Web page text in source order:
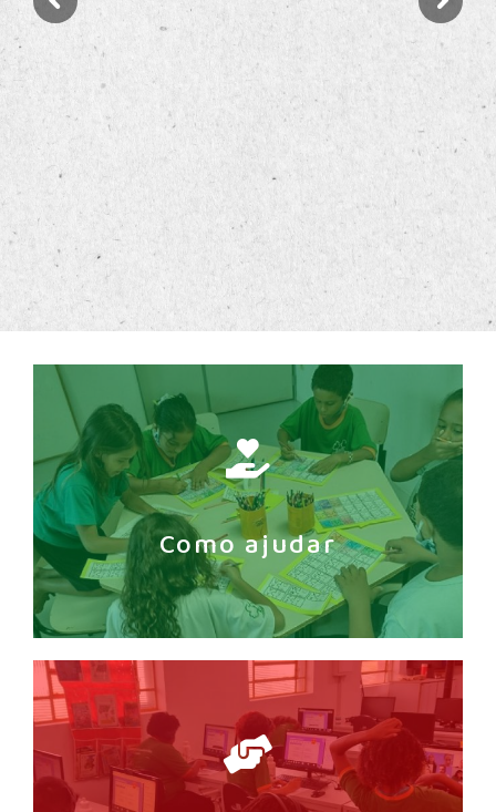
Blog
Contato
Governança
Como Ajudar
Como ajudar